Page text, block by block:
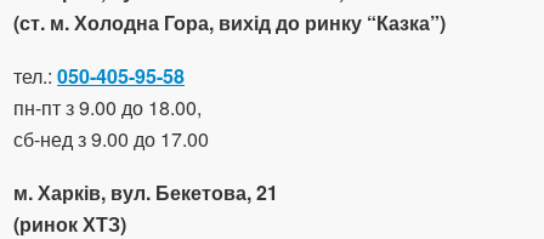
(ст. м. Холодна Гора, вихід до ринку “Казка”)
тел.: 050-405-95-58
пн-пт з 9.00 до 18.00,
сб-нед з 9.00 до 17.00
м. Харків, вул. Бекетова, 21
(ринок ХТЗ)